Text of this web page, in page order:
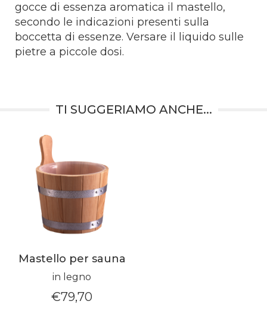
gocce di essenza aromatica il mastello,
secondo le indicazioni presenti sulla
boccetta di essenze. Versare il liquido sulle
pietre a piccole dosi.
TI SUGGERIAMO ANCHE...
Mastello per sauna
in legno
€79,70